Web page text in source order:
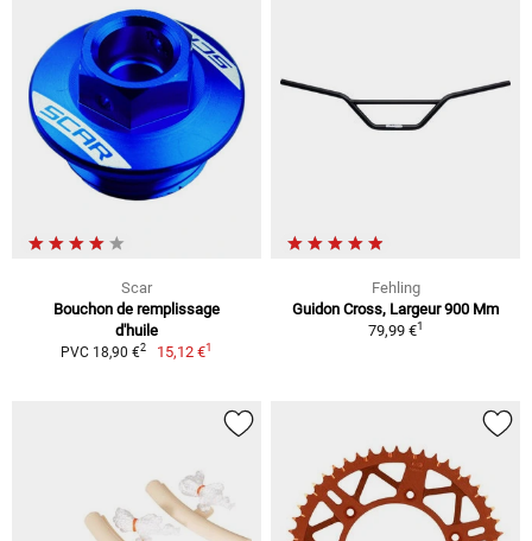
Scar
Bouchon de remplissage
d'huile
PVC 18,90 €2 15,12 €1
Fehling
Guidon Cross, Largeur 900 Mm
79,99 €1